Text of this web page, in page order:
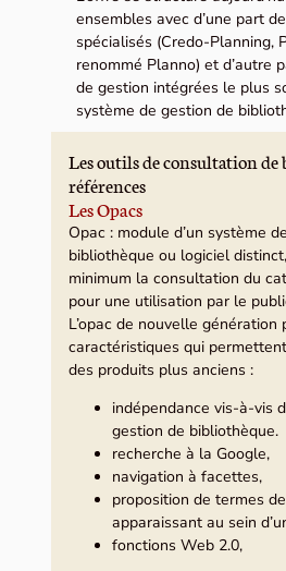
ensembles avec d’une part
spécialisés (Credo-Planning,
renommé Planno) et d’autre
de gestion intégrées le plus
système de gestion de
Les outils de consultation de
références
Les Opacs
Opac : module d’un système
bibliothèque ou logiciel
minimum la consultation du
pour une utilisation par le
L’opac de nouvelle
caractéristiques qui
des produits plus anciens :
indépendance vis-à-vis
gestion de bibliothèque.
recherche à la Google,
navigation à facettes,
proposition de termes
apparaissant au sein
fonctions Web 2.0,